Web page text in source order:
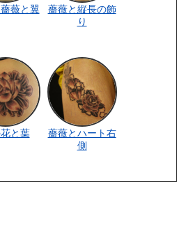
薇と翼
薔薇と縦長の飾
り
と葉
薔薇とハート右
側